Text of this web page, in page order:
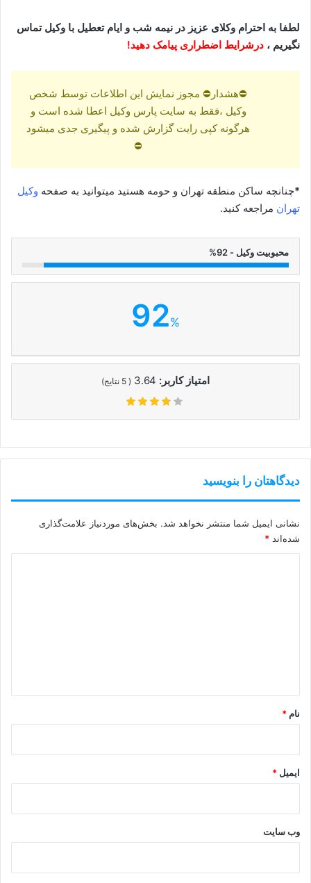
لطفا به احترام وکلای عزیز در نیمه شب و ایام تعطیل با وکیل تماس
نگیریم ، درشرایط اضطراری پیامک دهید!
⛔هشدار⛔ مجوز نمایش این اطلاعات توسط شخص
وکیل ،فقط به سایت پارس وکیل اعطا شده است و
هرگونه کپی رایت گزارش شده و پیگیری جدی میشود
⛔
*چنانچه ساکن منطقه تهران و حومه هستید میتوانید به صفحه وکیل
تهران مراجعه کنید.
محبوبیت وکیل - 92%
92%
امتیاز کاربر: 3.64
(
5 نتایج)
دیدگاهتان را بنویسید
نشانی ایمیل شما منتشر نخواهد شد. بخش‌های موردنیاز علامت‌گذاری
شده‌اند *
نام *
ایمیل *
وب‌ سایت